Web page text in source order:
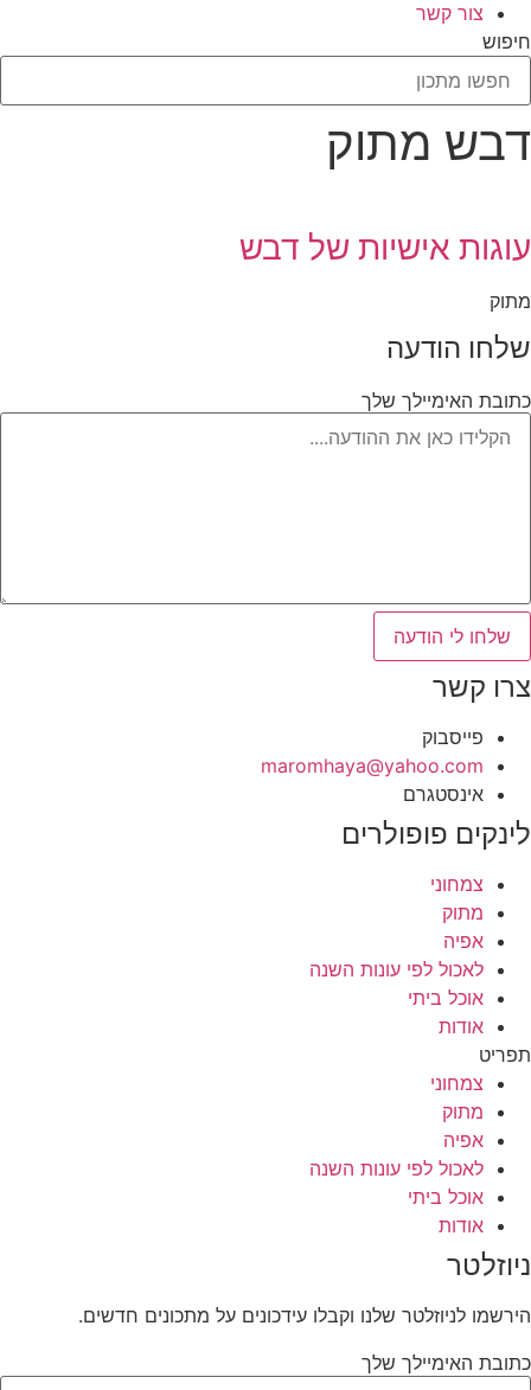
צור קשר
חיפוש
דבש מתוק
עוגות אישיות של דבש
מתוק
שלחו הודעה
כתובת האימיילך שלך
שלחו לי הודעה
צרו קשר
פייסבוק
‫maromhaya@yahoo.com
אינסטגרם
לינקים פופולרים
צמחוני
מתוק
אפיה
לאכול לפי עונות השנה
אוכל ביתי
אודות
תפריט
צמחוני
מתוק
אפיה
לאכול לפי עונות השנה
אוכל ביתי
אודות
ניוזלטר
הירשמו לניוזלטר שלנו וקבלו עידכונים על מתכונים חדשים.
כתובת האימיילך שלך